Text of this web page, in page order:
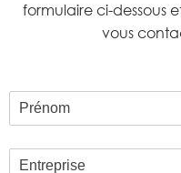
formulaire ci-dessous
vous